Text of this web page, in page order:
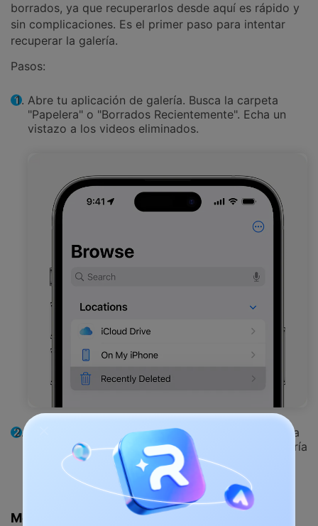
borrados, ya que recuperarlos desde aquí es rápido y
sin complicaciones. Es el primer paso para intentar
recuperar la galería.
Pasos:
Abre tu aplicación de galería. Busca la carpeta
"Papelera" o "Borrados Recientemente". Echa un
vistazo a los videos eliminados.
Selecciona los videos que quieres recuperar. Pulsa
el botón "Restaurar" o "Recuperar". Revisa tu galería
principal para confirmar que los videos están de
Método 3: Restaurar Versiones Anteriores